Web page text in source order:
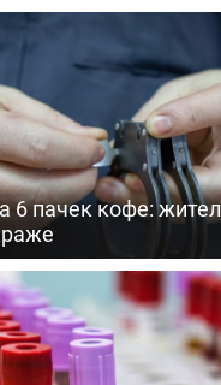
6 пачек кофе: